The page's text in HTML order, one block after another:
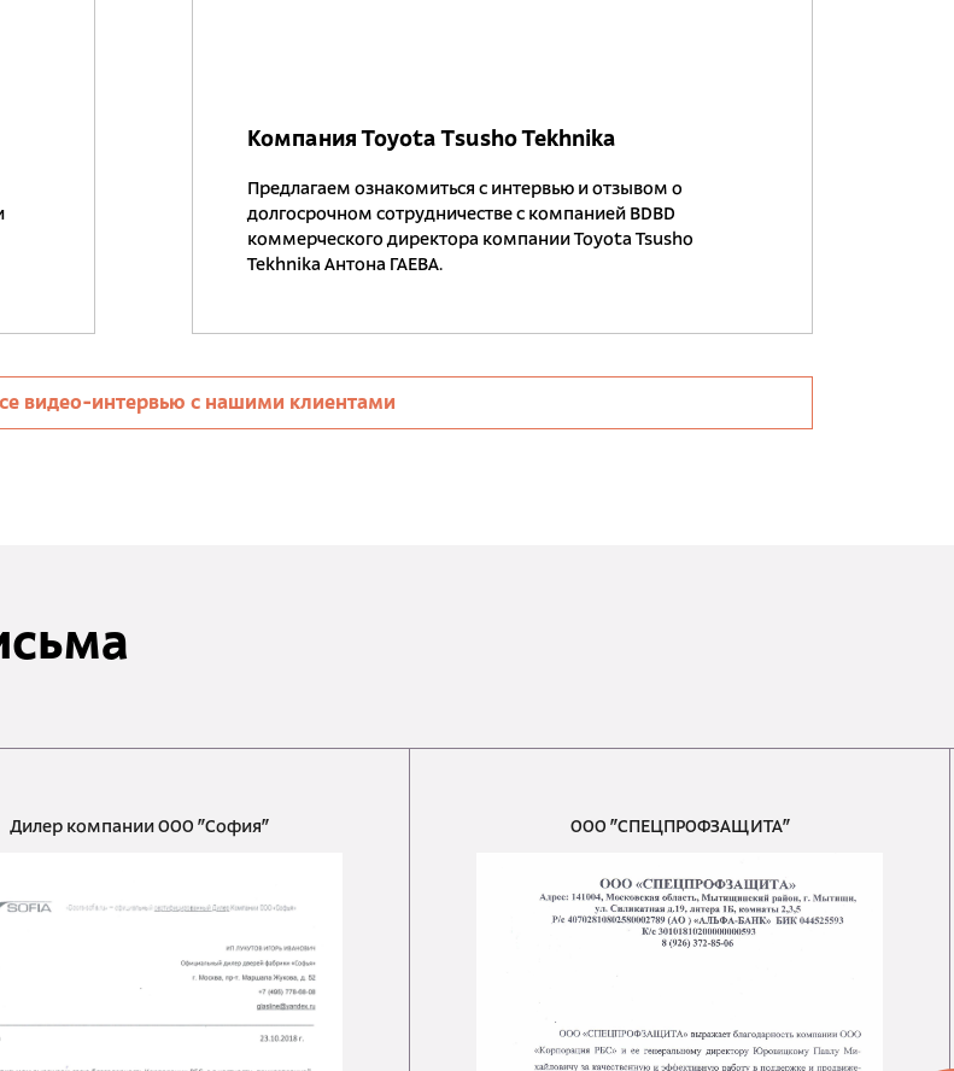
Компания Toyota Tsusho Tekhnika
Предлагаем ознакомиться с интервью и отзывом о
долгосрочном сотрудничестве с компанией BDBD
коммерческого директора компании Toyota Tsusho
Tekhnika Антона ГАЕВА.
видео-интервью с нашими клиентами
Дилер компании ООО "София" ООО "СПЕЦПРОФЗАЩИТА"